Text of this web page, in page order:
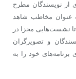
از نویسندگان مطرح
عنوان مخاطب شاهد
تا نشست‌هایی مجزا در
و تصویرگران
برنامه‌های خود را به